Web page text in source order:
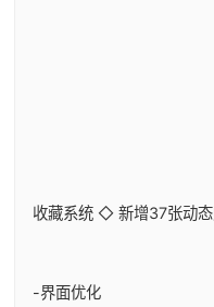
收藏系统 ◇ 新增37张动
-界面优化